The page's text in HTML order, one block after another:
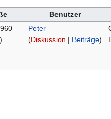
Benutzer
Peter
(Diskussion | Beiträge)